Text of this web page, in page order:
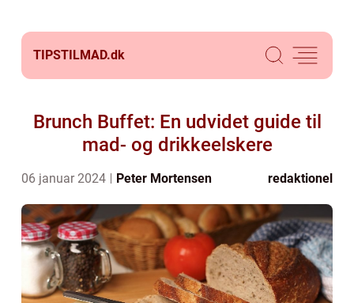
TIPSTILMAD.dk
Brunch Buffet: En udvidet guide til
mad- og drikkeelskere
06 januar 2024 Peter Mortensen redaktionel